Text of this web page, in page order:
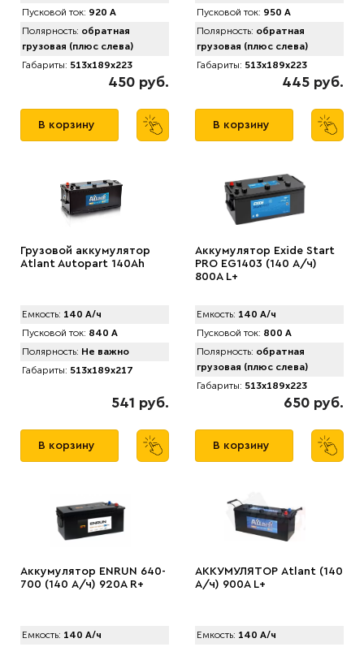
Пусковой ток: 920 А
Полярность: обратная
грузовая (плюс слева)
Габариты: 513x189x223
450 руб.
В корзину
Пусковой ток: 950 А
Полярность: обратная
грузовая (плюс слева)
Габариты: 513x189x223
445 руб.
В корзину
Грузовой аккумулятор
Atlant Autopart 140Ah
Емкость: 140 А/ч
Пусковой ток: 840 А
Полярность: Не важно
Габариты: 513x189x217
541 руб.
В корзину
Аккумулятор Exide Start
PRO EG1403 (140 А/ч)
800A L+
Емкость: 140 А/ч
Пусковой ток: 800 А
Полярность: обратная
грузовая (плюс слева)
Габариты: 513x189x223
650 руб.
В корзину
Аккумулятор ENRUN 640-
700 (140 А/ч) 920A R+
Емкость: 140 А/ч
АККУМУЛЯТОР Аtlant (140
А/ч) 900A L+
Емкость: 140 А/ч